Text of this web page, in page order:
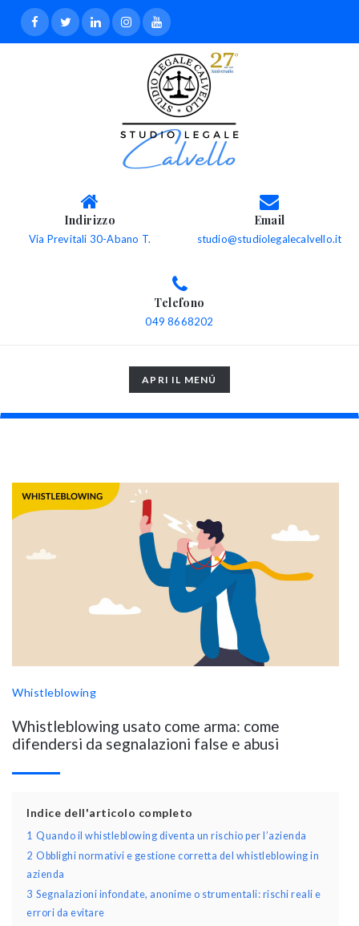
Indirizzo
Via Previtali 30-Abano T.
Email
studio@studiolegalecalvello.it
Telefono
049 8668202
TOGGLE
NAVIGATION
APRI IL MENÚ
Whistleblowing
Whistleblowing usato come arma: come
difendersi da segnalazioni false e abusi
Indice dell'articolo completo
1 Quando il whistleblowing diventa un rischio per l’azienda
2 Obblighi normativi e gestione corretta del whistleblowing in
azienda
3 Segnalazioni infondate, anonime o strumentali: rischi reali e
errori da evitare